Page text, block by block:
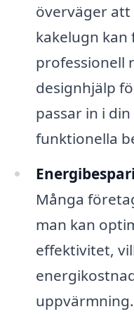
överväger
kakelugn
professionell
designhjälp
passar in i
funktionella
Många
man kan
effektivitet,
uppvärmning.